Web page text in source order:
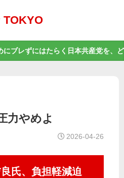
TOKYO
にブレずにはたらく日本共産党を、
力やめよ
2026-04-26
氏、負担軽減迫